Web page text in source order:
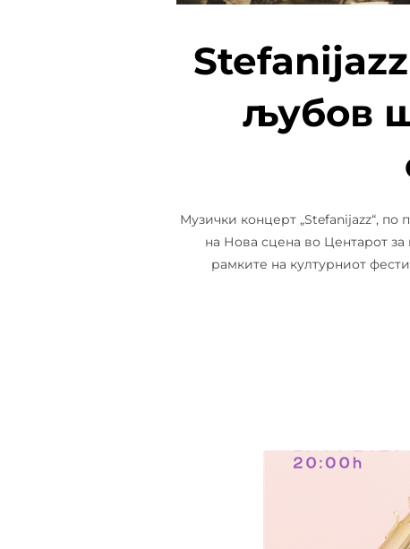
љубов
Музички концерт „Stefanijazz“, по
на Нова сцена во Центарот
рамките на културниот